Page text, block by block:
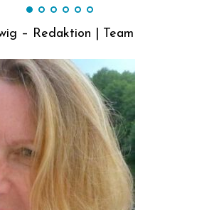
– Redaktion | Team